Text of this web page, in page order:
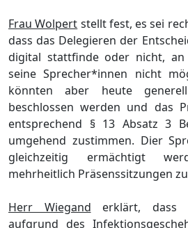
Frau Wolpert stellt fest, es sei
dassdas Delegierender
digital stattfinde oder nicht, an
seine Sprecher*innen nicht mö
könnten aber heute
beschlossen werden und das
entsprechend § 13 Absatz 3
umgehend zustimmen. Dier
gleichzeitig ermächtigt
mehrheitlich Präsenssitzungen
Herr Wiegand erklärt, dass
aufgrund des